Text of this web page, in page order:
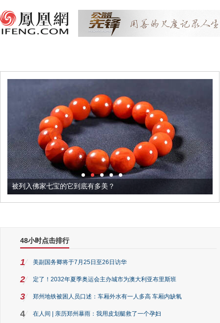
被列入佛家七宝的它到底有多美？
48小时点击排行
1 美副国务卿将于7月25日至26日访华
2 定了！2032年夏季奥运会主办城市为澳大利亚布里斯班
3 郑州地铁被困人员口述：车厢外水有一人多高 车厢内缺氧
4 在人间 | 亲历郑州暴雨：我用皮划艇救了一个孕妇